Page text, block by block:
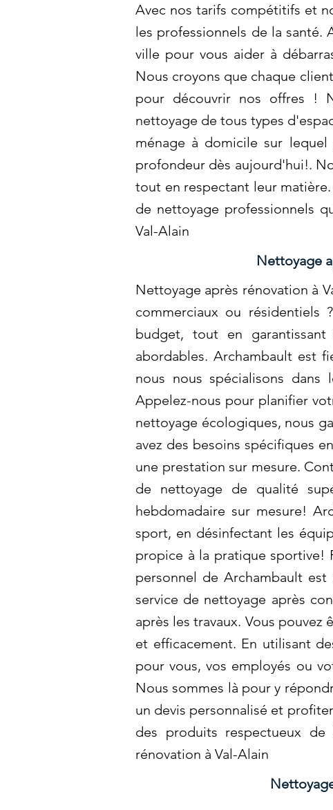
Avec nos tarifs compétitifs et
les professionnels de la santé.
ville pour vous aider à
Nous croyons que chaque
pour découvrir nos offres !
nettoyage de tous types
ménage à domicile sur
profondeur dès aujourd'hui!.
tout en respectant leur
de nettoyage professionnels
Val-Alain
Nettoyage
Nettoyage après rénovation à
commerciaux ou résidentiels
budget, tout en
abordables. Archambault est
nous nous spécialisons
Appelez-nous pour planifier
nettoyage écologiques, nous
avez des besoins spécifiques
une prestation sur mesure.
de nettoyage de qualité
hebdomadaire sur mesure!
sport, en désinfectant les
propice à la pratique sportive!
personnel de Archambault
service de nettoyage après
après les travaux. Vous
et efficacement. En utilisant
pour vous, vos employés ou
Nous sommes là pour y
un devis personnalisé et
des produits respectueux
rénovation à Val-Alain